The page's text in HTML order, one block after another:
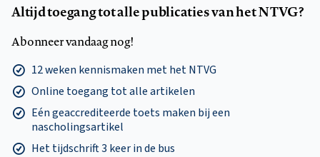
Altijd toegang tot alle publicaties van het NTVG?
Abonneer vandaag nog!
12 weken kennismaken met het NTVG
Online toegang tot alle artikelen
Eén geaccrediteerde toets maken bij een
nascholingsartikel
Het tijdschrift 3 keer in de bus